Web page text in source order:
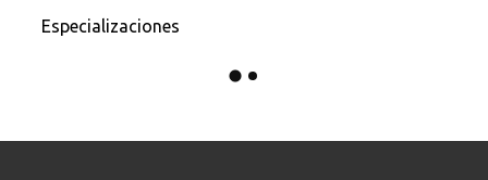
Especializaciones